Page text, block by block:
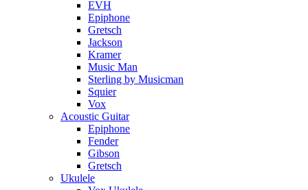
EVH
Epiphone
Gretsch
Jackson
Kramer
Music Man
Sterling by Musicman
Squier
Vox
Acoustic Guitar
Epiphone
Fender
Gibson
Gretsch
Ukulele